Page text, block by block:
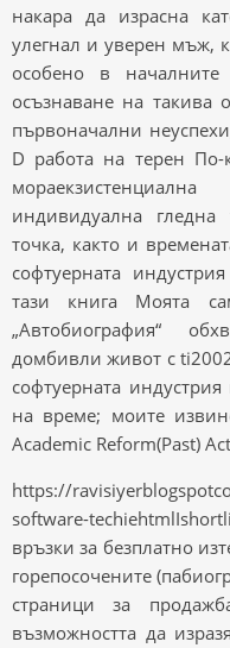
накара да израсна
улегнал и уверен мъж,
особено в
осъзнаване на такива
първоначални
D работа на терен
индивидуална
точка, както и
софтуерната
тази книга Моята
„Автобиография“
домбивли живот с
софтуерната
на време; моите
Academic Reform(Past)
https://
software-
връзки за безплатно
горепосочените
страници за
възможността да